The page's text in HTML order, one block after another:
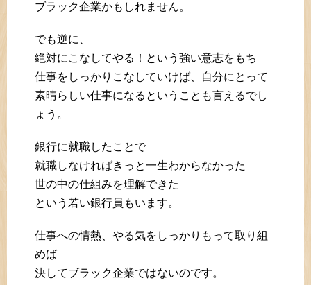
ブラック企業かもしれません。
でも逆に、
絶対にこなしてやる！という強い意志をもち
仕事をしっかりこなしていけば、自分にとって
素晴らしい仕事になるということも言えるでし
ょう。
銀行に就職したことで
就職しなければきっと一生わからなかった
世の中の仕組みを理解できた
という若い銀行員もいます。
仕事への情熱、やる気をしっかりもって取り組
めば
決してブラック企業ではないのです。